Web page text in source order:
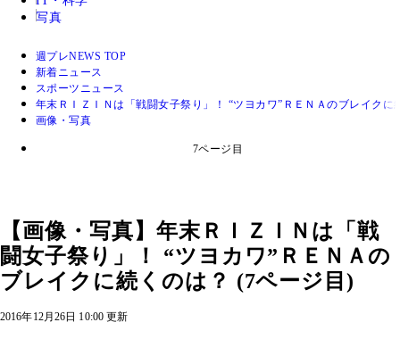
写真
週プレNEWS TOP
新着ニュース
スポーツニュース
年末ＲＩＺＩＮは「戦闘女子祭り」！ “ツヨカワ”ＲＥＮＡのブレイクに
画像・写真
7ページ目
【画像・写真】年末ＲＩＺＩＮは「戦
闘女子祭り」！ “ツヨカワ”ＲＥＮＡの
ブレイクに続くのは？ (7ページ目)
2016年12月26日 10:00 更新